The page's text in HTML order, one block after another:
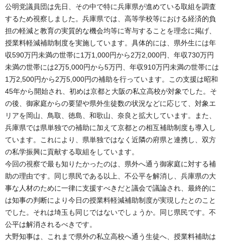
公明党議員団は先日、その中で特に兵庫県が進めている取組を調査
するため視察しました。兵庫県では、高等学校等における経済的負
担の軽減と教育の実質的な機会均等に寄与することを理念に掲げ、
授業料軽減補助制度を実施しています。具体的には、県外生には年
収590万円未満の世帯に1万1,000円から2万2,000円、年収730万円
未満の世帯には2万5,000円から5万円、年収910万円未満の世帯には
1万2,500円から2万5,000円の補助を行っています。この支援は昭和
45年から開始され、初めは京都と大阪の私立高校が対象でした。そ
の後、御家庭からの要望や県外生徒数の状況などに応じて、対象エ
リアを岡山、鳥取、徳島、和歌山、奈良と拡大しています。また、
兵庫県では県単独での補助に加えて京都との相互補助制度も導入し
ています。これにより、県単独ではなく近隣の府県と連携し、双方
の私学振興に貢献する取組をしています。
今回の視察で最も知りたかったのは、県外へ通う御家庭に対する補
助の理由です。同じ県民である以上、不公平を解消し、兵庫県の大
事な人材のために一律に支援すべきだと議会で議論され、最終的に
は知事の判断により今日の授業料軽減補助制度が実現したとのこと
でした。それは埼玉も同じではないでしょうか。同じ県民です。不
公平は解消されるべきです。
大野知事は、これまで県外の私立高校へ通う生徒へ、授業料補助は